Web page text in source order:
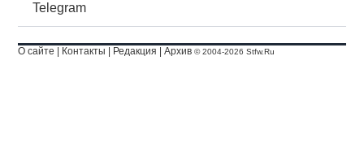
Telegram
О сайте Контакты Редакция |Архив © 2004-2026 Stfw.Ru